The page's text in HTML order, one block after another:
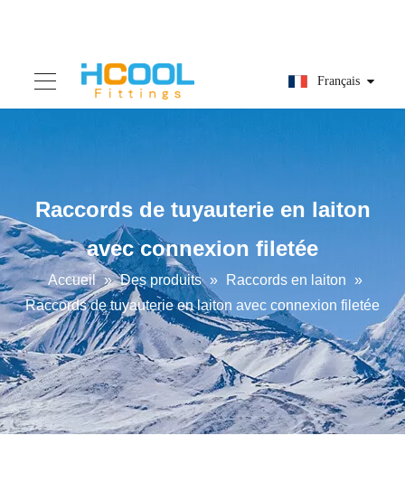
Français
Raccords de tuyauterie en laiton
avec connexion filetée
Accueil » Des produits » Raccords en laiton »
Raccords de tuyauterie en laiton avec connexion filetée